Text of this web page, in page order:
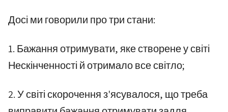
Досі ми говорили про три стани:
1. Бажання отримувати, яке створене у світі
Нескінченності й отримало все світло;
2. У світі скорочення з'ясувалося, що треба